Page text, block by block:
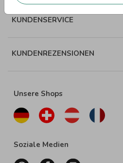
KUNDENSERVICE
KUNDENREZENSIONEN
Unsere Shops
Soziale Medien